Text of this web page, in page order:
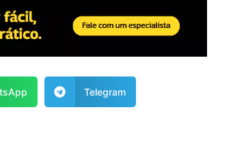
Telegram